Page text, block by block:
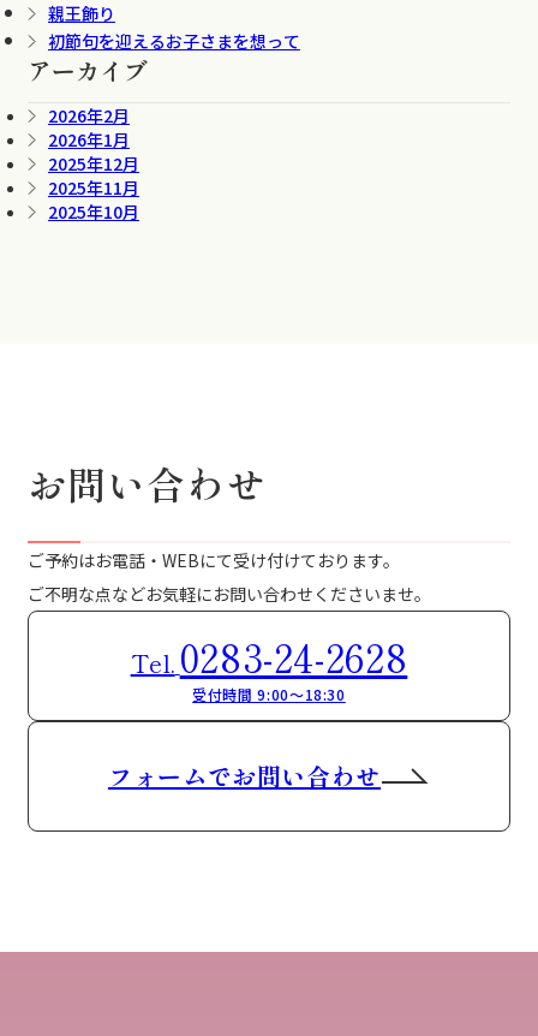
親王飾り
初節句を迎えるお子さまを想って
アーカイブ
2026年2月
2026年1月
2025年12月
2025年11月
2025年10月
お問い合わせ
ご予約はお電話・WEBにて受け付けております。
ご不明な点などお気軽にお問い合わせくださいませ。
Tel. 0283-24-2628
受付時間 9:00～18:30
フォームでお問い合わせ